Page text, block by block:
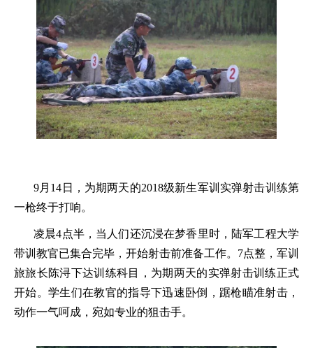
9月 14 日，为期两天的2018级新生军训实弹射击训练第
一枪终于打响。
凌晨4点半，当人们还沉浸在梦香里时，陆军工程大学
带训教官已集合完毕，开始射击前准备工作。 7点整，军训
旅旅长陈浔下达训练科目，为期两天的实弹射击训练正式
开始。学生们在教官的指导下迅速卧倒，踞枪瞄准射击，
动作一气呵成，宛如专业的狙击手。